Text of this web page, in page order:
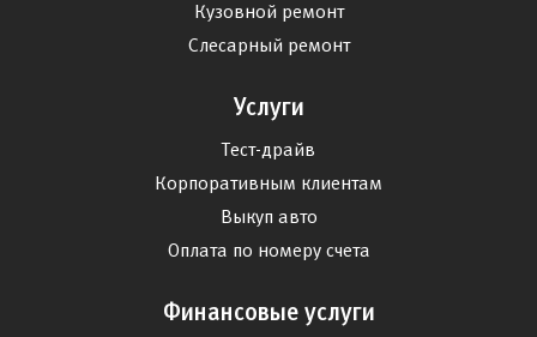
Кузовной ремонт
Слесарный ремонт
Услуги
Тест-драйв
Корпоративным клиентам
Выкуп авто
Оплата по номеру счета
Финансовые услуги